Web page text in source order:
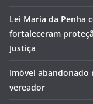
Lei Maria da Penha
fortaleceram
Justiça
Imóvel
vereador